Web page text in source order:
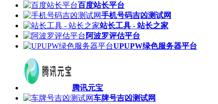
百度站长平台
手机号码吉凶测试网
站长工具 - 站长之家
阿波罗评估平台
UPUPW绿色服务器平台
腾讯元宝
车牌号吉凶测试网